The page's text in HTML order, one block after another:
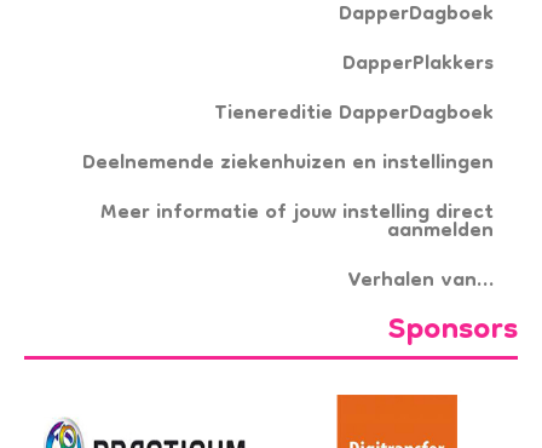
DapperDagboek
DapperPlakkers
Tienereditie DapperDagboek
Deelnemende ziekenhuizen en instellingen
Meer informatie of jouw instelling direct
aanmelden
Verhalen van…
Sponsors